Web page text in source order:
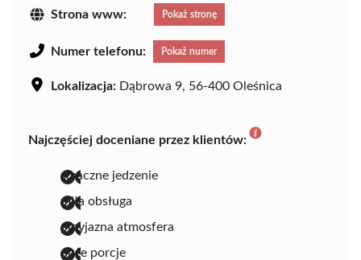
Strona www: Pokaż stronę
Numer telefonu: Pokaż numer
Lokalizacja: Dąbrowa 9, 56-400 Oleśnica
Najczęściej doceniane przez klientów:
smaczne jedzenie
miła obsługa
przyjazna atmosfera
duże porcje